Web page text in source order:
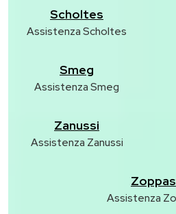
Scholtes
Assistenza Scholtes
Smeg
Assistenza Smeg
Zanussi
Assistenza Zanussi
Zoppas
Assistenza